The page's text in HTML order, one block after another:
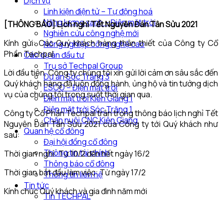
Linh kiện điện tử – Tự động hoá
Năng lượng xanh – Điện mặt trời
Nghiên cứu công nghệ mới
Nông nghiệp công nghệ cao
Các dự án đầu tư
Trụ sở Techpal Group
Dự án Sóc Trăng 3
ESCO – Điện mặt trời
Điện mặt trời Kiên Giang 1
Điện mặt trời Sóc Trăng 1
Chăn nuôi CNC Kiên Giang
Quan hệ cổ đông
Đại hội đồng cổ đông
Thông tin tài chính
Thông báo cổ đông
Thông tin liên hệ
Tin tức
Tin TECHPAL
[THÔNG BÁO]Lịch nghỉ Tết Nguyên Đán Tân Sửu 2021
Kính gửi: Các Quý khách hàng thân thiết của Công ty Cổ
Phần Techpal
Lời đầu tiên, Công ty chúng tôi xin gửi lời cảm ơn sâu sắc đến
Quý khách hàng đã luôn đồng hành, ủng hộ và tin tưởng dịch
vụ của chúng tôi trong suốt thời gian qua.
Công ty Cổ Phần Techpal trân trọng thông báo lịch nghỉ Tết
Nguyên Đán Tân Sửu 2021 của Công ty tới Quý khách như
sau:
Thời gian nghỉ:Từ 10/2 đến hết ngày 16/2
Thời gian bắt đầu làm việc: Từ ngày 17/2
Kính chúc Quý khách và gia đình năm mới